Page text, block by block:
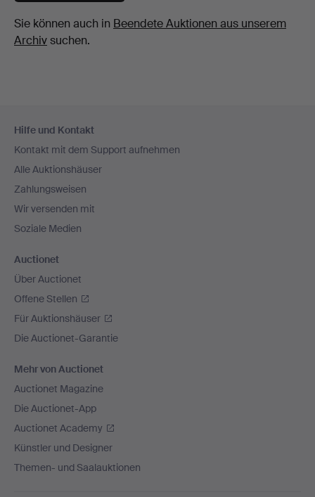
Sie können auch in Beendete Auktionen aus unserem
Archivsuchen.
Navigation
Hilfe und Kontakt
Kontakt mit dem Support aufnehmen
Alle Auktionshäuser
Zahlungsweisen
Wir versenden mit
Soziale Medien
Auctionet
Über Auctionet
Offene Stellen
Für Auktionshäuser
Die Auctionet-Garantie
Mehr von Auctionet
Auctionet Magazine
Die Auctionet-App
Auctionet Academy
Künstler und Designer
Themen- und Saalauktionen